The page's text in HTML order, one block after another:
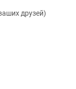
друзей)